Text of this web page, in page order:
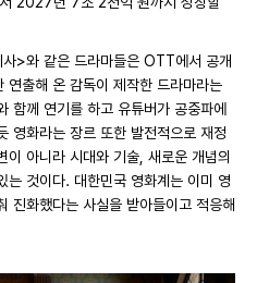
>와 같은 드라마들은 OTT에서 공개
연출해 온 감독이 제작한 드라마라는
함께 연기를 하고 유튜버가 공중파에
영화라는 장르 또한 발전적으로 재정
아니라 시대와 기술, 새로운 개념의
는 것이다. 대한민국 영화계는 이미 영
진화했다는 사실을 받아들이고 적응해